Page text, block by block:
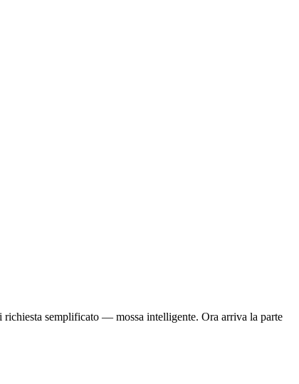
semplificato — mossa intelligente. Ora arriva la parte